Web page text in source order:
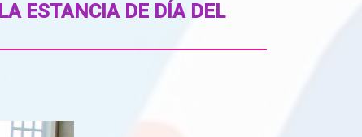
ESTANCIA DE DÍA DEL